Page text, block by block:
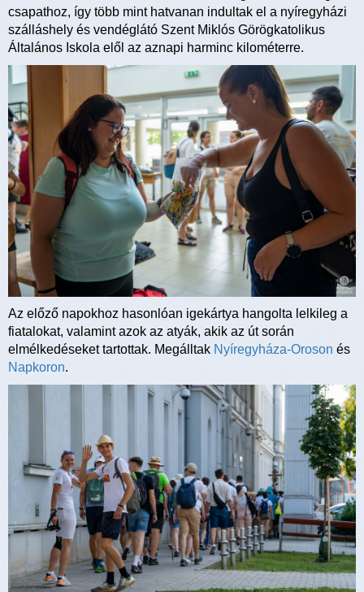
csapathoz, így több mint hatvanan indultak el a nyíregyházi
szálláshely és vendéglátó Szent Miklós Görögkatolikus
Általános Iskola elől az aznapi harminc kilométerre.
Az előző napokhoz hasonlóan igekártya hangolta lelkileg a
fiatalokat, valamint azok az atyák, akik az út során
elmélkedéseket tartottak. Megálltak Nyíregyháza-Oroson és
Napkoron.